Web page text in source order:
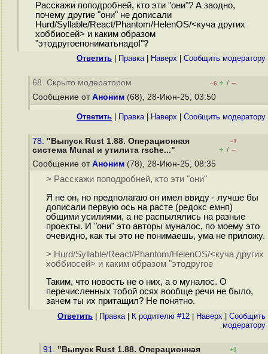
Расскажи поподробней, кто эти "они"? А заодно,
почему другие "они" не дописали
Hurd/Syllable/React/Phantom/HelenOS/<куча других
хоббиосей> и каким образом
"этодругоепониматьнадо!"?
Ответить Правка| Наверх Cообщить модератору
68. Скрыто модератором –6 + / –
Сообщение от Аноним (68), 28-Июн-25, 03:50
Ответить Правка| Наверх Cообщить модератору
78. "Выпуск Rust 1.88. Операционная
система Munal и утилита rsche..."
–1
+ / –
Сообщение от Аноним (78), 28-Июн-25, 08:35
> Расскажи поподробней, кто эти "они"
Я не он, но предполагаю он имел ввиду - лучше бы
дописали первую ось на расте (редокс емнп)
общими усилиями, а не распылялись на разные
проекты. И "они" это авторы муналос, по моему это
очевидно, как ты это не понимаешь, ума не приложу.
> Hurd/Syllable/React/Phantom/HelenOS/<куча других
хоббиосей> и каким образом "этодругое
Таким, что новость не о них, а о муналос. О
перечисленных тобой осях вообще речи не было,
зачем ты их притащил? Не понятно.
Ответить Правка| К родителю #12 Наверх
Cообщить
модератору
91. "Выпуск Rust 1.88. Операционная +3